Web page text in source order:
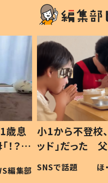
歳息
？」
編集部
小1から不登校
ッド」だった
作り続ける理
#令和の子
SNSで話題 ほ